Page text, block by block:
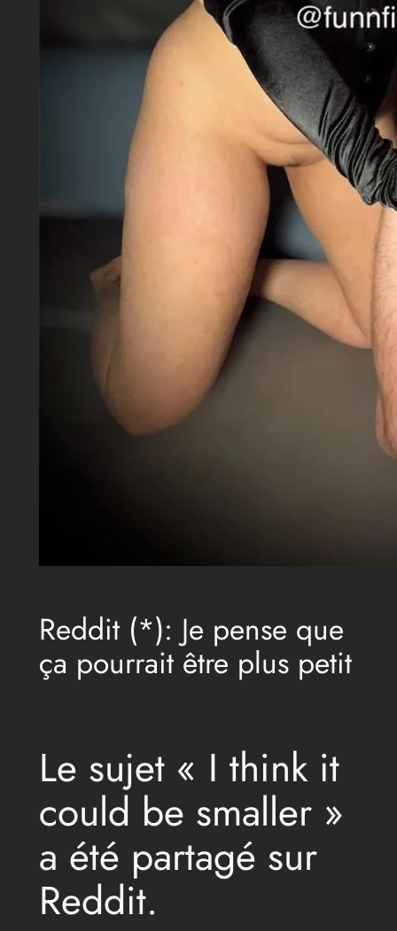
Reddit (*): Je pense que
ça pourrait être plus petit
Le sujet « I think it
could be smaller »
a été partagé sur
Reddit.